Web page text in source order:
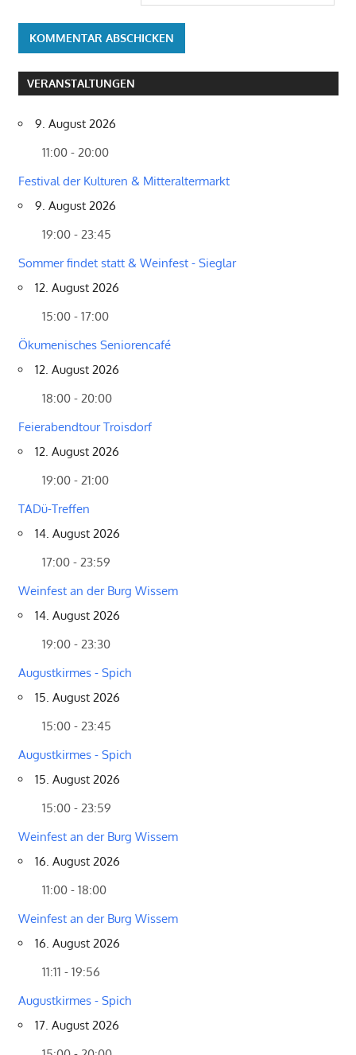
VERANSTALTUNGEN
9. August 2026
11:00 - 20:00
Festival der Kulturen & Mitteraltermarkt
9. August 2026
19:00 - 23:45
Sommer findet statt & Weinfest - Sieglar
12. August 2026
15:00 - 17:00
Ökumenisches Seniorencafé
12. August 2026
18:00 - 20:00
Feierabendtour Troisdorf
12. August 2026
19:00 - 21:00
TADü-Treffen
14. August 2026
17:00 - 23:59
Weinfest an der Burg Wissem
14. August 2026
19:00 - 23:30
Augustkirmes - Spich
15. August 2026
15:00 - 23:45
Augustkirmes - Spich
15. August 2026
15:00 - 23:59
Weinfest an der Burg Wissem
16. August 2026
11:00 - 18:00
Weinfest an der Burg Wissem
16. August 2026
11:11 - 19:56
Augustkirmes - Spich
17. August 2026